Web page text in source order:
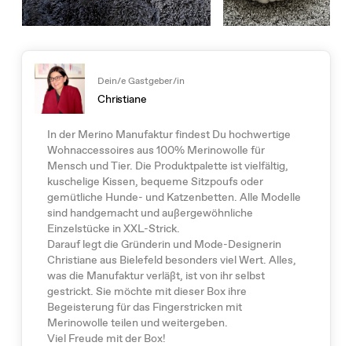
Dein/e Gastgeber/in
Christiane
In der Merino Manufaktur findest Du hochwertige
Wohnaccessoires aus 100% Merinowolle für
Mensch und Tier. Die Produktpalette ist vielfältig,
kuschelige Kissen, bequeme Sitzpoufs oder
gemütliche Hunde- und Katzenbetten. Alle Modelle
sind handgemacht und außergewöhnliche
Einzelstücke in XXL-Strick.
Darauf legt die Gründerin und Mode-Designerin
Christiane aus Bielefeld besonders viel Wert. Alles,
was die Manufaktur verläßt, ist von ihr selbst
gestrickt. Sie möchte mit dieser Box ihre
Begeisterung für das Fingerstricken mit
Merinowolle teilen und weitergeben.
Viel Freude mit der Box!